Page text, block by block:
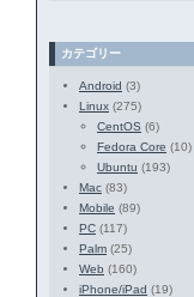
カテゴリー
Android (3)
Linux (275)
CentOS (6)
Fedora Core (10)
Ubuntu (193)
Mac (83)
Mobile (89)
PC (117)
Palm (25)
Web (160)
iPhone/iPad (19)